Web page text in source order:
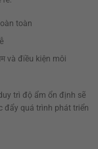
toàn
và điều kiện môi
trì độ ẩm ổn định sẽ
đẩy quá trình phát triển